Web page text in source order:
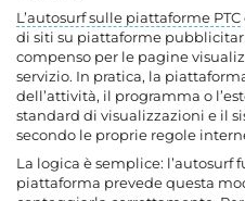
L’autosurf sulle piattaforme PTC
di siti su piattaforme
compenso per le pagine
servizio. In pratica, la
dell’attività, il programma o
standard di visualizzazioni e il
secondo le proprie regole
La logica è semplice: l’autosurf
piattaforma prevede questa